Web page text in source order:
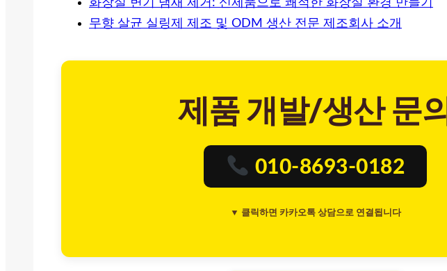
화장실 변기 냄새 제거: 신제품으로 쾌적한 화장실 환경 만들기
무향 살균 실링제 제조 및 ODM 생산 전문 제조회사 소개
제품 개발/생산 문의
010-8693-0182
▼ 클릭하면 카카오톡 상담으로 연결됩니다